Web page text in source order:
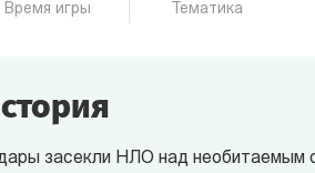
Время игры Тематика
засекли НЛО над необитаемым